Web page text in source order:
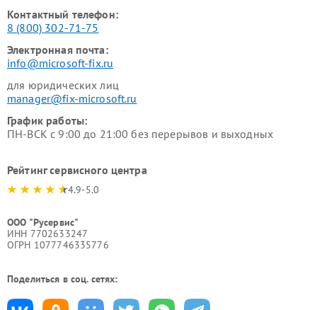
Контактный телефон:
8 (800) 302-71-75
Электронная почта:
info@microsoft-fix.ru
для юридических лиц
manager@fix-microsoft.ru
График работы:
ПН-ВСК с 9:00 до 21:00 без перерывов и выходных
Рейтинг сервисного центра
4.9-5.0
ООО "Русервис"
ИНН 7702633247
ОГРН 1077746335776
Поделиться в соц. сетях: